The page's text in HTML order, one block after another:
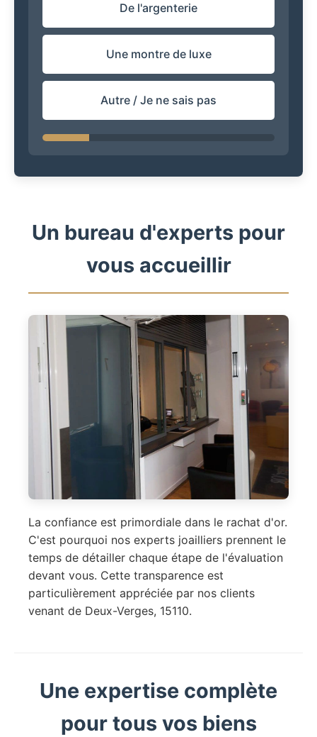
De l'argenterie
Une montre de luxe
Autre / Je ne sais pas
Un bureau d'experts pour
vous accueillir
La confiance est primordiale dans le rachat d'or.
C'est pourquoi nos experts joailliers prennent le
temps de détailler chaque étape de l'évaluation
devant vous. Cette transparence est
particulièrement appréciée par nos clients
venant de Deux-Verges, 15110.
Une expertise complète
pour tous vos biens